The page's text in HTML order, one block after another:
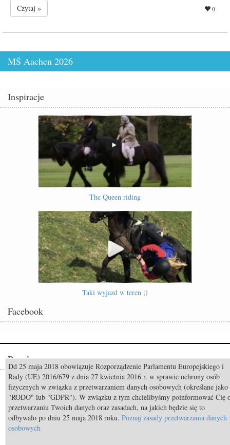
Czytaj »
0
MŚ Aachen 2026
Inspiracje
The Queen riding
Taki wyjazd w teren ;)
Facebook
Popularne
Odszedł Monty Roberts – człowiek, który nauczył świat słuchać koni
Constable FRH (Contendro I x Diarado) sprzedany do USA
Mistrzostwa Świata Aachen 2026: Już za 50 dni rozpocznie się walka o
medale!
Dd 25 maja 2018 obowiązuje Rozporządzenie Parlamentu Europejskiego i
Rady (UE) 2016/679 z dnia 27 kwietnia 2016 r. w sprawie ochrony osób
fizycznych w związku z przetwarzaniem danych osobowych (określane jako
"RODO" lub "GDPR"). W związku z tym chcielibyśmy poinformować Cię
przetwarzaniu Twoich danych oraz zasadach, na jakich będzie się to
odbywało po dniu 25 maja 2018 roku. Poznaj zasady przetwarzania danych
osobowych